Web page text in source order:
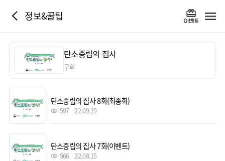
정보&꿀팁
탄소중립의 집사
구희
탄소중립의 집사 8화(최종화)
597 22.09.19
탄소중립의 집사 7화(이벤트)
566 22.08.15